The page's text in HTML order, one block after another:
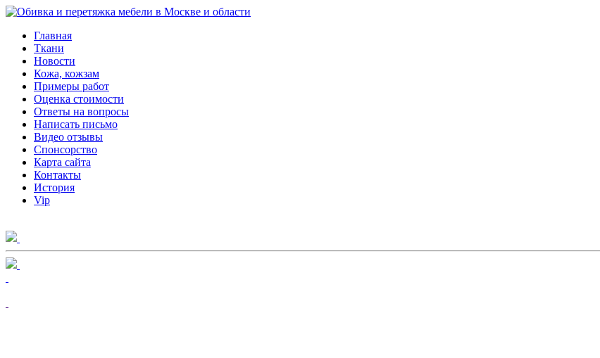
Главная
Ткани
Новости
Кожа, кожзам
Примеры работ
Оценка стоимости
Ответы на вопросы
Написать письмо
Видео отзывы
Спонсорство
Карта сайта
Контакты
История
Vip